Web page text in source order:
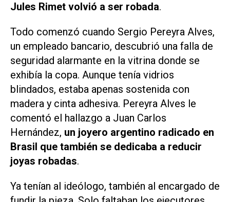
Jules Rimet volvió a ser robada.
Todo comenzó cuando Sergio Pereyra Alves,
un empleado bancario, descubrió una falla de
seguridad alarmante en la vitrina donde se
exhibía la copa. Aunque tenía vidrios
blindados, estaba apenas sostenida con
madera y cinta adhesiva. Pereyra Alves le
comentó el hallazgo a Juan Carlos
Hernández, un joyero argentino radicado en
Brasil que también se dedicaba a reducir
joyas robadas.
Ya tenían al ideólogo, también al encargado de